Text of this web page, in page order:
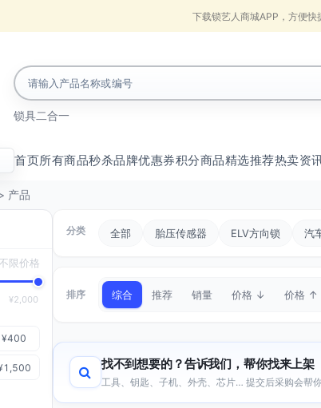
下载锁艺人商城APP，方便快
锁具二合一
首页所有商品秒杀品牌优惠券积分商品精选推荐热卖资
产品
限价格
¥2,000
分类 全部 胎压传感器 ELV方向锁 汽
排序 综合 推荐 销量 价格 ↓ 价格 ↑
找不到想要的？告诉我们，帮你找来上架
工具、钥匙、子机、外壳、芯片… 提交后采购会帮